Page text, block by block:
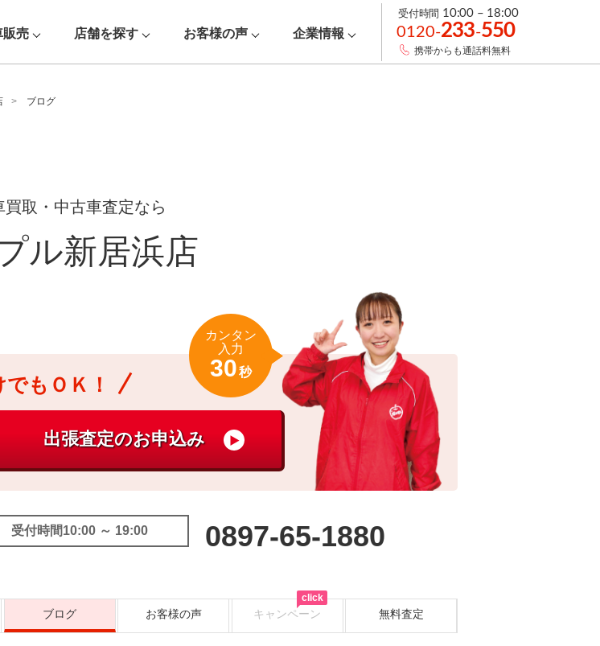
販売 店舗を探す お客様の声 企業情報
受付時間 10:00 – 18:00
0120-233-550
携帯からも通話料無料
ブログ
買取・中古車査定なら
ル新居浜店
もＯＫ！
カンタン
入力
30秒
受付時間10:00 ～ 19:00 0897-65-1880
ブログ お客様の声 キャンペーン 無料査定
click